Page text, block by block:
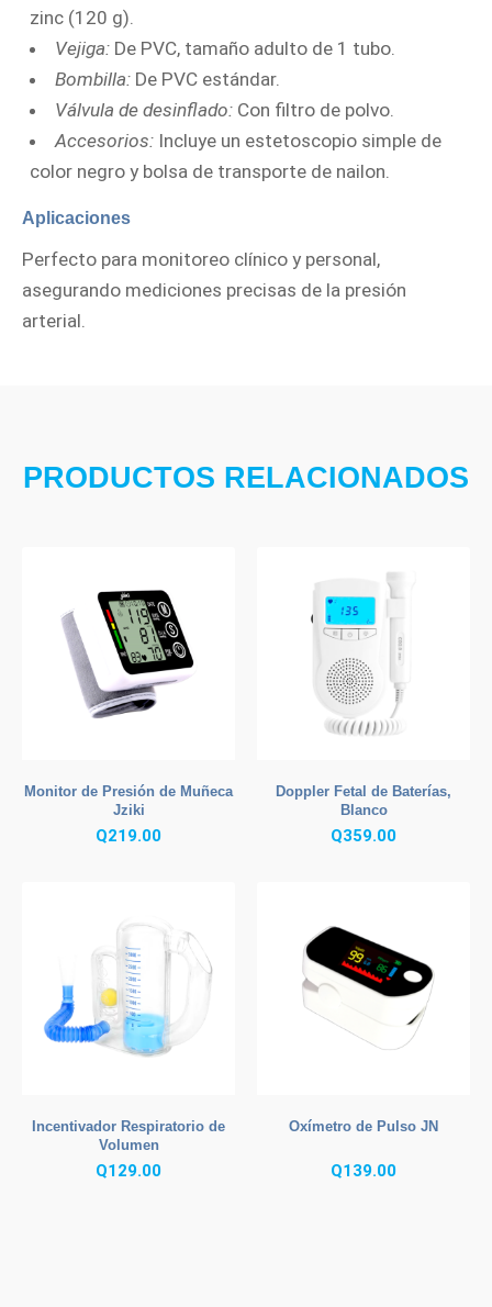
zinc (120 g).
Vejiga: De PVC, tamaño adulto de 1 tubo.
Bombilla: De PVC estándar.
Válvula de desinflado: Con filtro de polvo.
Accesorios: Incluye un estetoscopio simple de
color negro y bolsa de transporte de nailon.
Aplicaciones
Perfecto para monitoreo clínico y personal,
asegurando mediciones precisas de la presión
arterial.
PRODUCTOS RELACIONADOS
Monitor de Presión de Muñeca
Jziki
Q219.00
Doppler Fetal de Baterías,
Blanco
Q359.00
Incentivador Respiratorio de
Volumen
Q129.00
Oxímetro de Pulso JN
Q139.00